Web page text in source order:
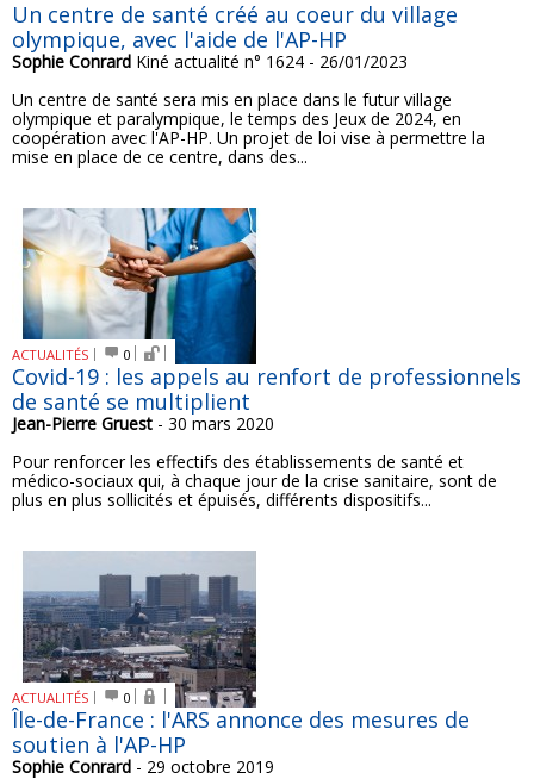
Un centre de santé créé au coeur du village
olympique, avec l'aide de l'AP-HP
Sophie Conrard Kiné actualité n° 1624 - 26/01/2023
Un centre de santé sera mis en place dans le futur village
olympique et paralympique, le temps des Jeux de 2024, en
coopération avec l'AP-HP. Un projet de loi vise à permettre la
mise en place de ce centre, dans des...
ACTUALITÉS 0
Covid-19 : les appels au renfort de professionnels
de santé se multiplient
Jean-Pierre Gruest - 30 mars 2020
Pour renforcer les effectifs des établissements de santé et
médico-sociaux qui, à chaque jour de la crise sanitaire, sont de
plus en plus sollicités et épuisés, différents dispositifs...
ACTUALITÉS 0
Île-de-France : l'ARS annonce des mesures de
soutien à l'AP-HP
Sophie Conrard - 29 octobre 2019